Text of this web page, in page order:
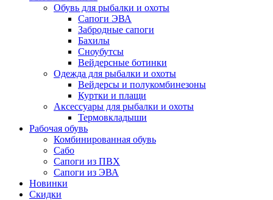
Обувь для рыбалки и охоты
Сапоги ЭВА
Забродные сапоги
Бахилы
Сноубутсы
Вейдерсные ботинки
Одежда для рыбалки и охоты
Вейдерсы и полукомбинезоны
Куртки и плащи
Аксессуары для рыбалки и охоты
Термовкладыши
Рабочая обувь
Комбинированная обувь
Сабо
Сапоги из ПВХ
Сапоги из ЭВА
Новинки
Скидки